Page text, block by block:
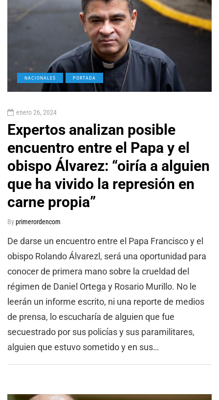
NACIONALES PORTADA
enero 26, 2024
Expertos analizan posible
encuentro entre el Papa y el
obispo Álvarez: “oiría a alguien
que ha vivido la represión en
carne propia”
Byprimerordencom
De darse un encuentro entre el Papa Francisco y el
obispo Rolando Álvarezl, será una oportunidad para
conocer de primera mano sobre la crueldad del
régimen de Daniel Ortega y Rosario Murillo. No le
leerán un informe escrito, ni una reporte de medios
de prensa, lo escucharía de alguien que fue
secuestrado por sus policías y sus paramilitares,
alguien que estuvo sometido y en sus…